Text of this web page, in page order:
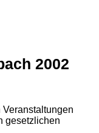
2002
gesetzlichen